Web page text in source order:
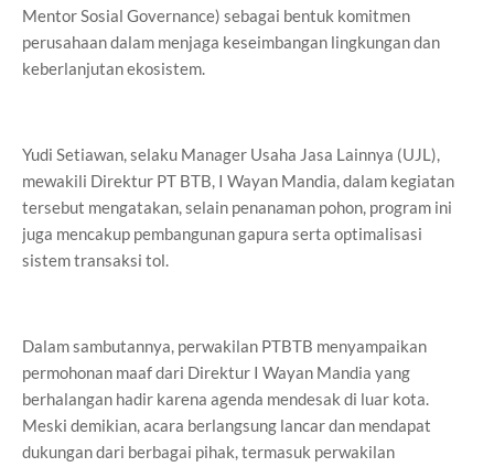
Mentor Sosial Governance) sebagai bentuk komitmen
perusahaan dalam menjaga keseimbangan lingkungan dan
keberlanjutan ekosistem.
Yudi Setiawan, selaku Manager Usaha Jasa Lainnya (UJL),
mewakili Direktur PT BTB, I Wayan Mandia, dalam kegiatan
tersebut mengatakan, selain penanaman pohon, program ini
juga mencakup pembangunan gapura serta optimalisasi
sistem transaksi tol.
Dalam sambutannya, perwakilan PTBTB menyampaikan
permohonan maaf dari Direktur I Wayan Mandia yang
berhalangan hadir karena agenda mendesak di luar kota.
Meski demikian, acara berlangsung lancar dan mendapat
dukungan dari berbagai pihak, termasuk perwakilan